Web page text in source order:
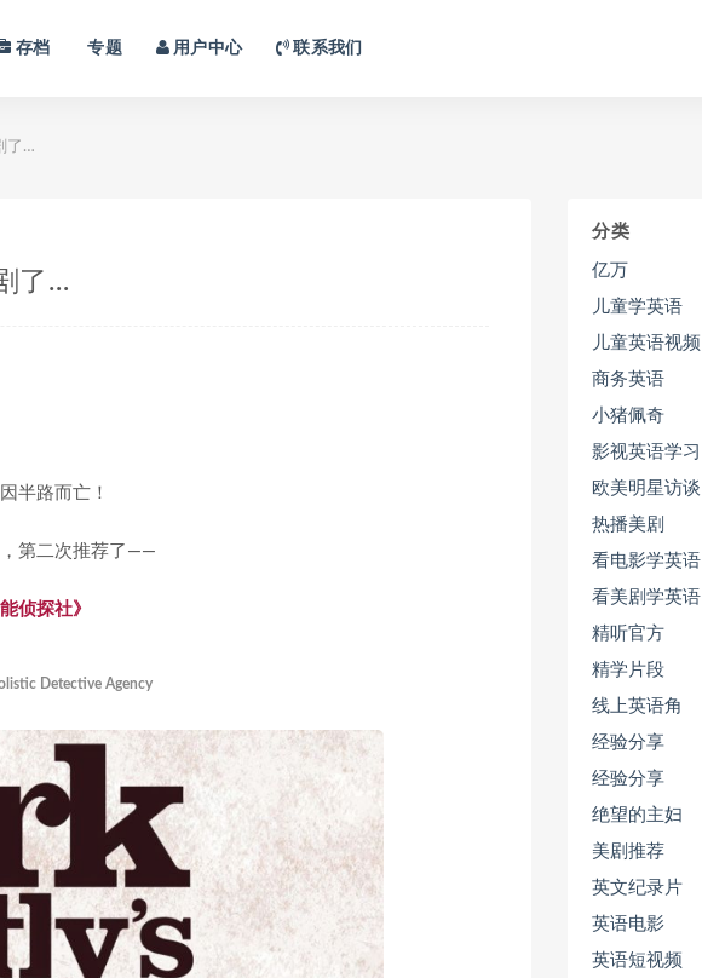
存档 专题 用户中心 联系我们
了…
了…
半路而亡！
第二次推荐了——
能侦探社》
Detective Agency
分类
亿万
儿童学英语
儿童英语视频
商务英语
小猪佩奇
影视英语学习
欧美明星访谈
热播美剧
看电影学英语
看美剧学英语
精听官方
精学片段
线上英语角
经验分享
经验分享
绝望的主妇
美剧推荐
英文纪录片
英语电影
英语短视频